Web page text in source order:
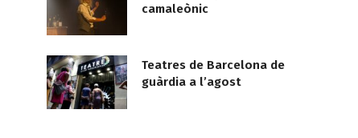
camaleònic
Teatres de Barcelona de
guàrdia a l’agost